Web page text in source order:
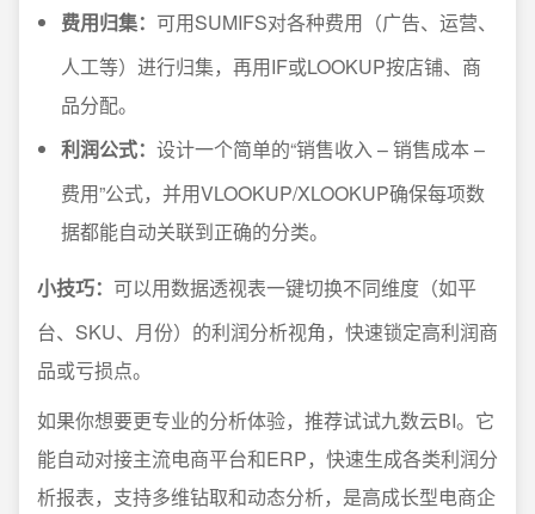
费用归集： 可用SUMIFS对各种费用（广告、运营、
人工等）进行归集，再用IF或LOOKUP按店铺、商
品分配。
利润公式： 设计一个简单的“销售收入 – 销售成本 –
费用”公式，并用VLOOKUP/XLOOKUP确保每项数
据都能自动关联到正确的分类。
小技巧： 可以用数据透视表一键切换不同维度（如平
台、SKU、月份）的利润分析视角，快速锁定高利润商
品或亏损点。
如果你想要更专业的分析体验，推荐试试九数云BI。它
能自动对接主流电商平台和ERP，快速生成各类利润分
析报表，支持多维钻取和动态分析，是高成长型电商企